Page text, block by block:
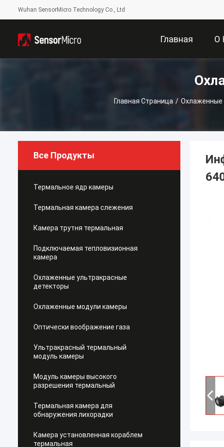
Wuhan SensorMicro Technology Co., Ltd
Главная О
Главная Страница /
Все Продукты
Термальное ядр камеры
Термальная камера слежения
Камера трутня термальная
Подключаемая тепловизионная
камера
Охлаженные ультракрасные
детекторы
Охлаженные модули камеры
Оптически воображение газа
Ультракрасный термальный
модуль камеры
Модуль камеры высокого
разрешения термальный
Термальная камера для
обнаружения лихорадки
Камера установленная кораблем
термальная